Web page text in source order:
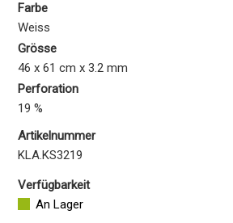
Farbe
Weiss
Grösse
46 x 61 cm x 3.2 mm
Perforation
19 %
Artikelnummer
KLA.KS3219
Verfügbarkeit
An Lager